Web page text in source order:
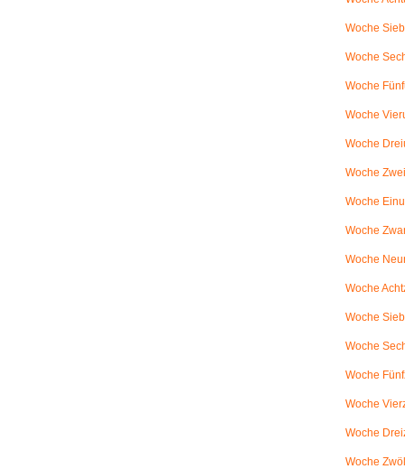
Woche
Woche
Woche
Woche
Woche
Woche
Woche
Woche
Woche
Woche
Woche
Woche
Woche
Woche
Woche
Woche